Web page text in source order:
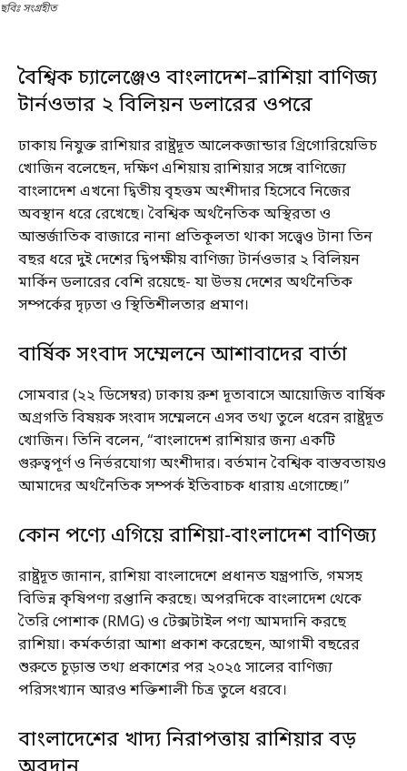
ছবিঃ সংগ্রহীত
বৈশ্বিক চ্যালেঞ্জেও বাংলাদেশ–রাশিয়া বাণিজ্য
টার্নওভার ২ বিলিয়ন ডলারের ওপরে
ঢাকায় নিযুক্ত রাশিয়ার রাষ্ট্রদূত আলেকজান্ডার গ্রিগোরিয়েভিচ
খোজিন বলেছেন, দক্ষিণ এশিয়ায় রাশিয়ার সঙ্গে বাণিজ্যে
বাংলাদেশ এখনো দ্বিতীয় বৃহত্তম অংশীদার হিসেবে নিজের
অবস্থান ধরে রেখেছে। বৈশ্বিক অর্থনৈতিক অস্থিরতা ও
আন্তর্জাতিক বাজারে নানা প্রতিকূলতা থাকা সত্ত্বেও টানা তিন
বছর ধরে দুই দেশের দ্বিপক্ষীয় বাণিজ্য টার্নওভার ২ বিলিয়ন
মার্কিন ডলারের বেশি রয়েছে- যা উভয় দেশের অর্থনৈতিক
সম্পর্কের দৃঢ়তা ও স্থিতিশীলতার প্রমাণ।
বার্ষিক সংবাদ সম্মেলনে আশাবাদের বার্তা
সোমবার (২২ ডিসেম্বর) ঢাকায় রুশ দূতাবাসে আয়োজিত বার্ষিক
অগ্রগতি বিষয়ক সংবাদ সম্মেলনে এসব তথ্য তুলে ধরেন রাষ্ট্রদূত
খোজিন। তিনি বলেন, “বাংলাদেশ রাশিয়ার জন্য একটি
গুরুত্বপূর্ণ ও নির্ভরযোগ্য অংশীদার। বর্তমান বৈশ্বিক বাস্তবতায়ও
আমাদের অর্থনৈতিক সম্পর্ক ইতিবাচক ধারায় এগোচ্ছে।”
কোন পণ্যে এগিয়ে রাশিয়া-বাংলাদেশ বাণিজ্য
রাষ্ট্রদূত জানান, রাশিয়া বাংলাদেশে প্রধানত যন্ত্রপাতি, গমসহ
বিভিন্ন কৃষিপণ্য রপ্তানি করছে। অপরদিকে বাংলাদেশ থেকে
তৈরি পোশাক (RMG) ও টেক্সটাইল পণ্য আমদানি করছে
রাশিয়া। কর্মকর্তারা আশা প্রকাশ করেছেন, আগামী বছরের
শুরুতে চূড়ান্ত তথ্য প্রকাশের পর ২০২৫ সালের বাণিজ্য
পরিসংখ্যান আরও শক্তিশালী চিত্র তুলে ধরবে।
বাংলাদেশের খাদ্য নিরাপত্তায় রাশিয়ার বড়